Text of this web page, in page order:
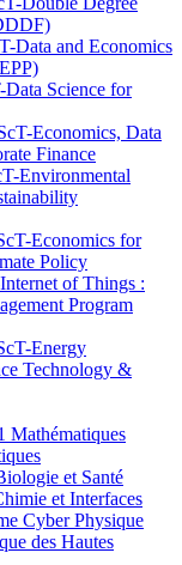
Data and Economics
Science for
Economics, Data
Finance
Environmental
Economics for
Policy
of Things :
Program
Energy
Technology &
et Santé
et Interfaces
Cyber Physique
des Hautes